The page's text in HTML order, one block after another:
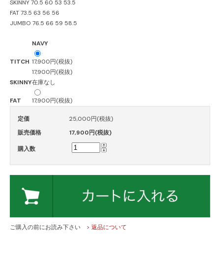
SKINNY 70.5 60 53 53.5
FAT 73.5 63 56 56
JUMBO 76.5 66 59 58.5
NAVY
TITCH 17,900円(税抜)
SKINNY
17,900円(税抜)
在庫なし
FAT 17,900円(税抜)
定価
25,000円(税抜)
販売価格
17,900円(税抜)
購入数
ご購入の前にお読み下さい > 返品について